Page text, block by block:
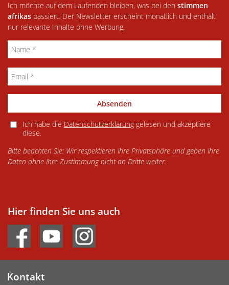
Ich möchte auf dem Laufenden bleiben, was bei den stimmen
afrikas passiert. Der Newsletter erscheint monatlich und enthält
nur relevante Inhalte ohne Werbung.
Absenden
Ich habe die Datenschutzerklärunggelesen und akzeptiere
diese.
Bitte beachten Sie: Wir respektieren Ihre Privatsphäre und geben Ihre
Daten ohne Ihre Zustimmung nicht an Dritte weiter.
Hier finden Sie uns auch
Kontakt